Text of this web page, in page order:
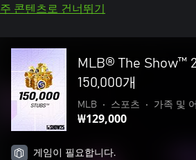
주 콘텐츠로 건너뛰기
MLB® The Show™
150,000개
MLB • 스포츠 • 가족 및
₩129,000
게임이 필요합니다.